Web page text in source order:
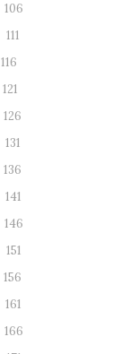
106
111
116
121
126
131
136
141
146
151
156
161
166